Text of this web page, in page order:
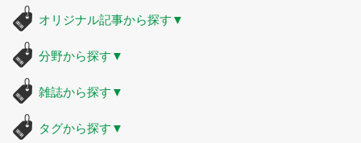
オリジナル記事から探す ▼
分野から探す ▼
雑誌から探す ▼
タグから探す ▼